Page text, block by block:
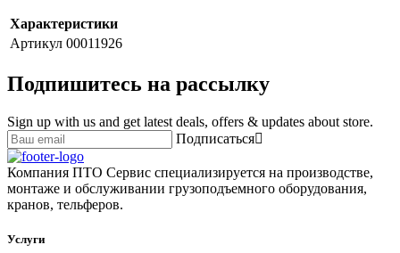
Характеристики
Артикул 00011926
Подпишитесь на рассылку
Sign up with us and get latest deals, offers & updates about store.
Подписаться
Компания ПТО Сервис специализируется на производстве,
монтаже и обслуживании грузоподъемного оборудования,
кранов, тельферов.
Услуги